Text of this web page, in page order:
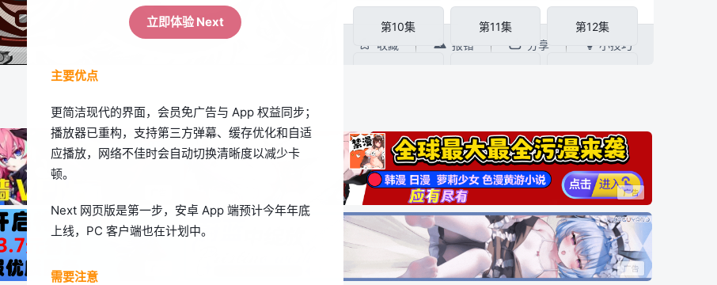
 收藏  报错  分享  小技巧
第10集 第11集 第12集
立即体验 Next
主要优点
更简洁现代的界面，会员免广告与 App 权益同步；
播放器已重构，支持第三方弹幕、缓存优化和自适
应播放，网络不佳时会自动切换清晰度以减少卡
顿。
Next 网页版是第一步，安卓 App 端预计今年年底
上线，PC 客户端也在计划中。
需要注意